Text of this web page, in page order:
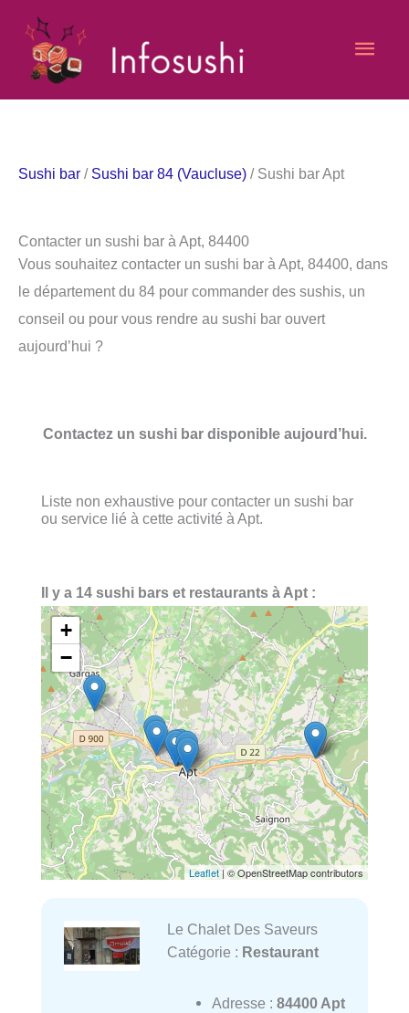
contenu
Sushi bar / Sushi bar 84 (Vaucluse) / Sushi bar Apt
Contacter un sushi bar à Apt, 84400
Vous souhaitez contacter un sushi bar à Apt, 84400, dans
le département du 84 pour commander des sushis, un
conseil ou pour vous rendre au sushi bar ouvert
aujourd’hui ?
Contactez un sushi bar disponible aujourd’hui.
Liste non exhaustive pour contacter un sushi bar
ou service lié à cette activité à Apt.
Il y a 14 sushi bars et restaurants à Apt :
+
−
Leaflet| © OpenStreetMap contributors
Le Chalet Des Saveurs
Catégorie : Restaurant
Adresse : 84400 Apt